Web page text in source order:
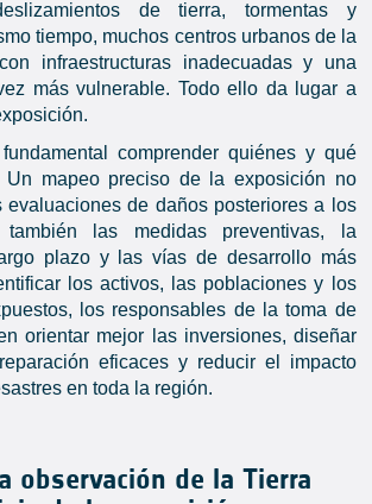
de tierra, tormentas y
tiempo, muchos centros urbanos de la
infraestructuras inadecuadas y una
más vulnerable. Todo ello da lugar a
comprender quiénes y qué
Un mapeo preciso de la exposición no
evaluaciones de daños posteriores a los
también las medidas preventivas, la
plazo y las vías de desarrollo más
los activos, las poblaciones y los
los responsables de la toma de
orientar mejor las inversiones, diseñar
eficaces y reducir el impacto
en toda la región.
observación de la Tierra